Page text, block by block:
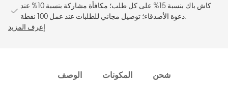
كاش باك بنسبة 15% على كل طلب؛ مكافأة مشاركة بنسبة 10% عند
دعوة الأصدقاء؛ توصيل مجاني للطلبات عند عمل 100 نقطة.
إعرف المزيد
الوصف المكونات شحن